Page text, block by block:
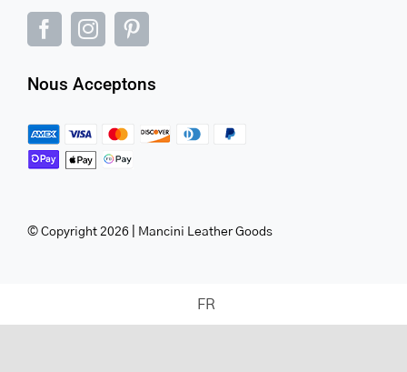
Nous Acceptons
© Copyright 2026 | Mancini Leather Goods
FR